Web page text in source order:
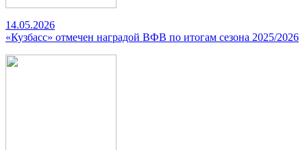
14.05.2026
«Кузбасс» отмечен наградой ВФВ по итогам сезона 2025/2026